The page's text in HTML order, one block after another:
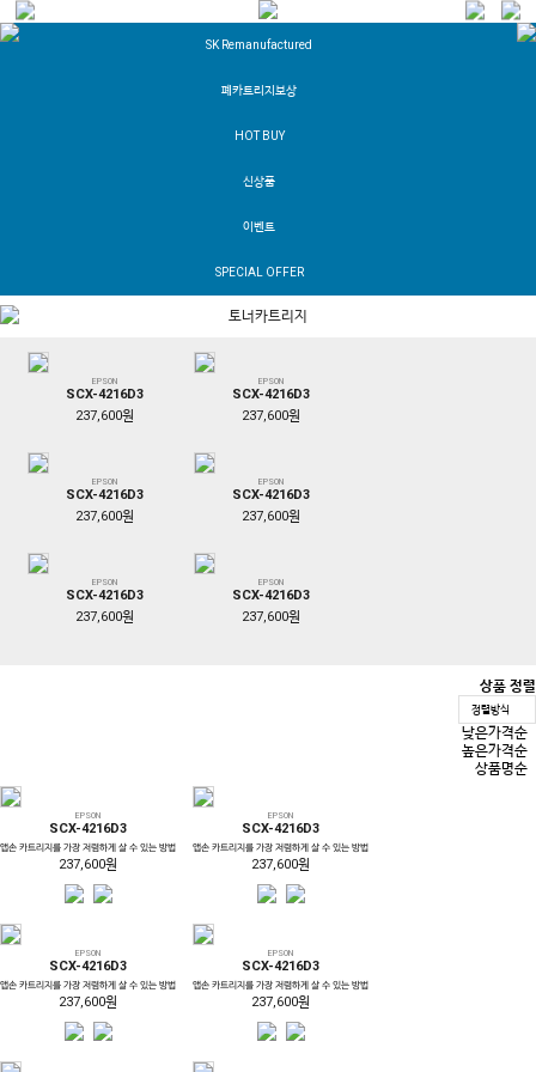
SK Remanufactured
폐카트리지보상
HOT BUY
신상품
이벤트
SPECIAL OFFER
토너카트리지
EPSON
SCX-4216D3
237,600원
EPSON
SCX-4216D3
237,600원
EPSON
SCX-4216D3
237,600원
EPSON
SCX-4216D3
237,600원
EPSON
SCX-4216D3
237,600원
EPSON
SCX-4216D3
237,600원
상품 정렬
정렬방식
낮은가격순
높은가격순
상품명순
EPSON
SCX-4216D3
앱손 카트리지를 가장 저렴하게 살 수 있는 방법
237,600원
EPSON
SCX-4216D3
앱손 카트리지를 가장 저렴하게 살 수 있는 방법
237,600원
EPSON
SCX-4216D3
앱손 카트리지를 가장 저렴하게 살 수 있는 방법
237,600원
EPSON
SCX-4216D3
앱손 카트리지를 가장 저렴하게 살 수 있는 방법
237,600원